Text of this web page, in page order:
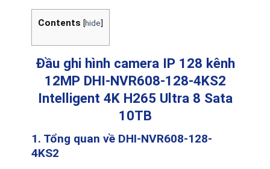
Contents [hide]
Đầu ghi hình camera IP 128 kênh
12MP DHI-NVR608-128-4KS2
Intelligent 4K H265 Ultra 8 Sata
10TB
1. Tổng quan về DHI-NVR608-128-
4KS2